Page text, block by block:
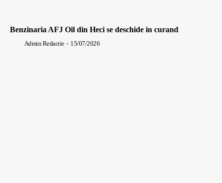
Benzinaria AFJ Oil din Heci se deschide in curand
Admin Redactie - 15/07/2026